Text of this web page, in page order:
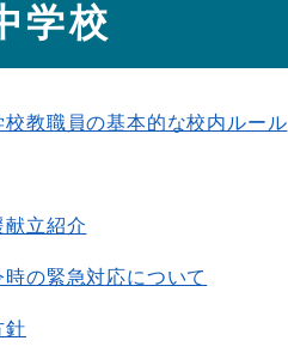
学校
校教職員の基本的な校内ルール
献立紹介
時の緊急対応について
針